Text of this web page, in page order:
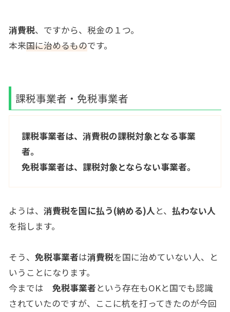
消費税、ですから、税金の１つ。
本来国に治めるものです。
課税事業者・免税事業者
課税事業者は、消費税の課税対象となる事業
者。
免税事業者は、課税対象とならない事業者。
ようは、 消費税を国に払う(納める)人と、 払わない人
を指します。
そう、 免税事業者は消費税を国に治めていない人、と
いうことになります。
今までは 免税事業者という存在もOKと国でも認識
されていたのですが、ここに杭を打ってきたのが今回